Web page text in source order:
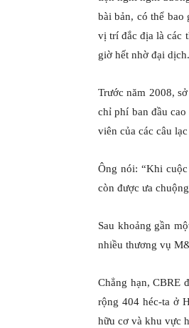
bài bản, có thể bao
vị trí đắc địa là các
giờ hết nhờ đại dịch.
Trước năm 2008,
chỉ phí ban đầu
viên của các câu
Ông nói: “Khi
còn được ưa
Sau khoảng gần
nhiều thương vụ
Chẳng hạn, CBRE
rộng 404 héc-ta ở
hữu cơ và khu vực